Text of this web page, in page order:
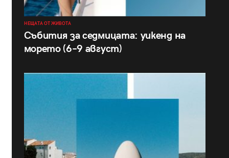
НЕЩАТА ОТ ЖИВОТА
Събития за седмицата: уикенд на
морето (6–9 август)